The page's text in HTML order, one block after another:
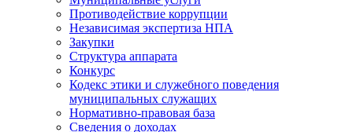
Противодействие коррупции
Независимая экспертиза НПА
Закупки
Структура аппарата
Конкурс
Кодекс этики и служебного поведения
муниципальных служащих
Нормативно-правовая база
Сведения о доходах